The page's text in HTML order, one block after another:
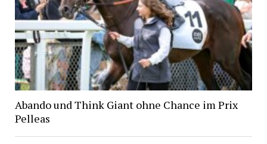
Abando und Think Giant ohne Chance im Prix
Pelleas